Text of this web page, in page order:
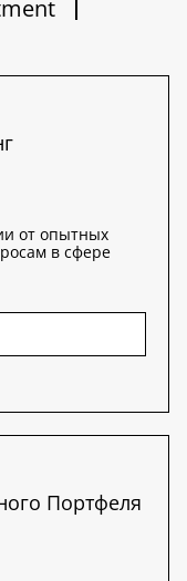
от опытных
в сфере
Портфеля